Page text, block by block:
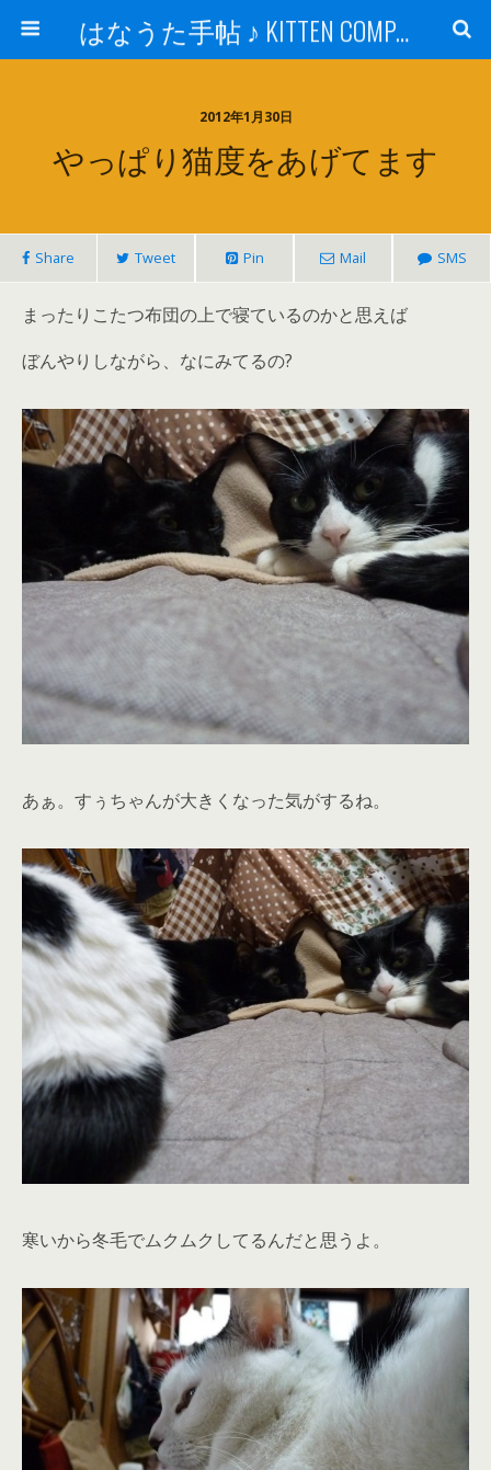
はなうた手帖 ♪ KITTEN COMPANY
2012年1月30日
やっぱり猫度をあげてます
Share Tweet Pin Mail SMS
まったりこたつ布団の上で寝ているのかと思えば
ぼんやりしながら、なにみてるの?
あぁ。すぅちゃんが大きくなった気がするね。
寒いから冬毛でムクムクしてるんだと思うよ。